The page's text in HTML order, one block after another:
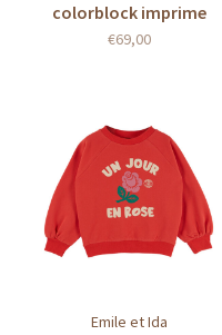
colorblock imprime
tricolore
€69,00
Emile et Ida